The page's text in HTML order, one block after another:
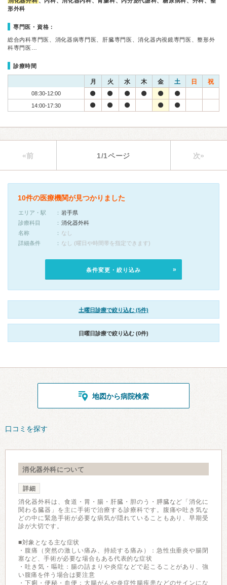
形外科
専門医・資格：
総合内科専門医、消化器病専門医、肝臓専門医、消化器内視鏡専門医、整形外
科専門医…
診療時間
月 火 水 木 金 土 日 祝
08:30-12:00
14:00-17:30
«前 1/1ページ 次»
10件の医療機関が見つかりました
エリア・駅
岩手県
診療科目
消化器外科
名称
なし
詳細条件
なし (曜日や時間帯を指定できます)
条件変更・絞り込み
土曜日診療で絞り込む (5件)
日曜日診療で絞り込む (0件)
地図から病院検索
口コミを探す
消化器外科について
詳細
消化器外科は、食道・胃・腸・肝臓・胆のう・膵臓など「消化に
関わる臓器」を主に手術で治療する診療科です。腹痛や吐き気な
どの中に緊急手術が必要な病気が隠れていることもあり、早期受
診が大切です。
■対象となる主な症状
・腹痛（突然の激しい痛み、持続する痛み）：急性虫垂炎や腸閉
塞など、手術が必要な場合もある代表的な症状
・吐き気・嘔吐：腸の詰まりや炎症などで起こることがあり、強
い腹痛を伴う場合は要注意
・下痢・便秘・血便：大腸がんや炎症性腸疾患などのサインにな